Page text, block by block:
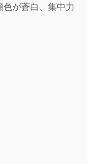
が蒼白、集中力